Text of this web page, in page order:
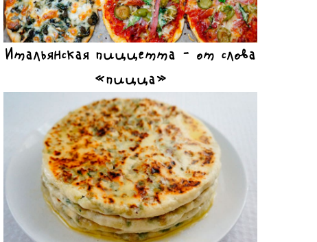
Итальянская пиццетта – от слова
«пицца»